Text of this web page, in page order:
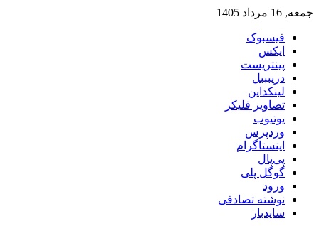
جمعه, 16 مرداد 1405
فیسبوک
ایکس
پینتریست
دریبببل
لینکداین
تصاویر فلیکر
یوتیوب
وردپرس
اینستاگرام
پی‌پال
گوگل پلی
ورود
نوشته تصادفی
سایدبار